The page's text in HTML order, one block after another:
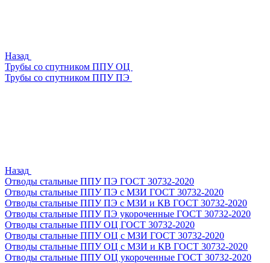
Назад
Трубы со спутником ППУ ОЦ
Трубы со спутником ППУ ПЭ
Назад
Отводы стальные ППУ ПЭ ГОСТ 30732-2020
Отводы стальные ППУ ПЭ с МЗИ ГОСТ 30732-2020
Отводы стальные ППУ ПЭ с МЗИ и КВ ГОСТ 30732-2020
Отводы стальные ППУ ПЭ укороченные ГОСТ 30732-2020
Отводы стальные ППУ ОЦ ГОСТ 30732-2020
Отводы стальные ППУ ОЦ с МЗИ ГОСТ 30732-2020
Отводы стальные ППУ ОЦ с МЗИ и КВ ГОСТ 30732-2020
Отводы стальные ППУ ОЦ укороченные ГОСТ 30732-2020